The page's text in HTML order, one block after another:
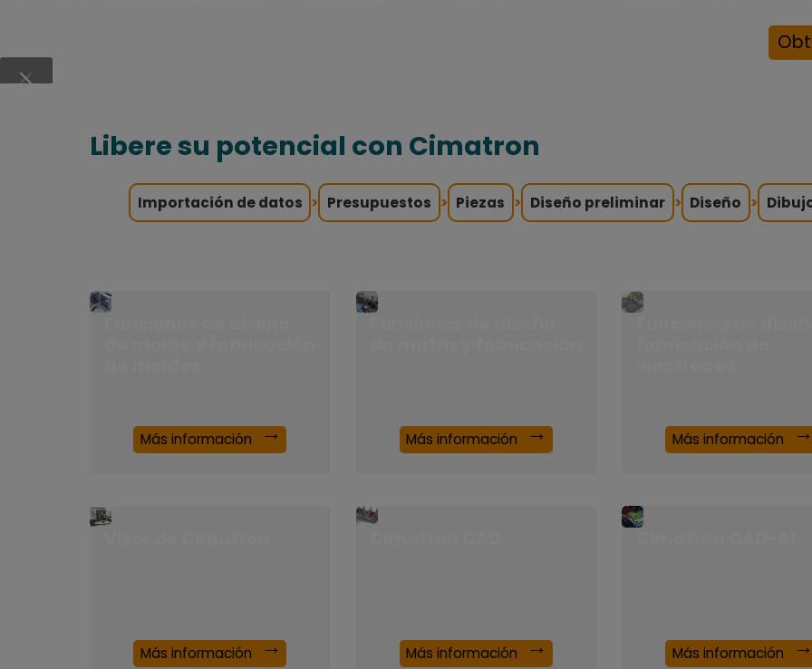
Libere su potencial con Cimatron
Importación de datos > Presupuestos > Piezas > Diseño preliminar > Diseño >
Más información Más información Más información
Más información Más información Más información